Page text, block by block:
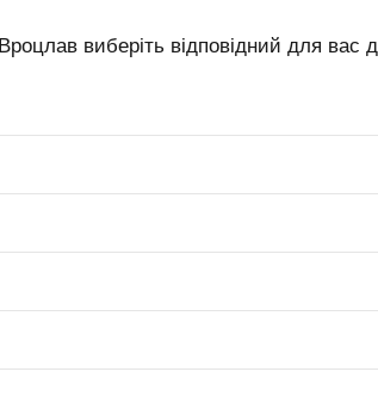
виберіть відповідний для вас